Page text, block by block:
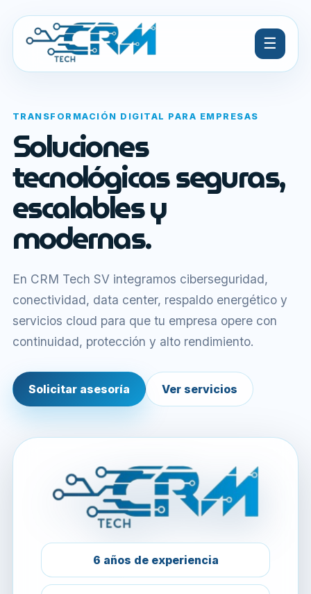
☰
TRANSFORMACIÓN DIGITAL PARA EMPRESAS
Soluciones
tecnológicas seguras,
escalables y
modernas.
En CRM Tech SV integramos ciberseguridad,
conectividad, data center, respaldo energético y
servicios cloud para que tu empresa opere con
continuidad, protección y alto rendimiento.
Solicitar asesoría Ver servicios
6 años de experiencia